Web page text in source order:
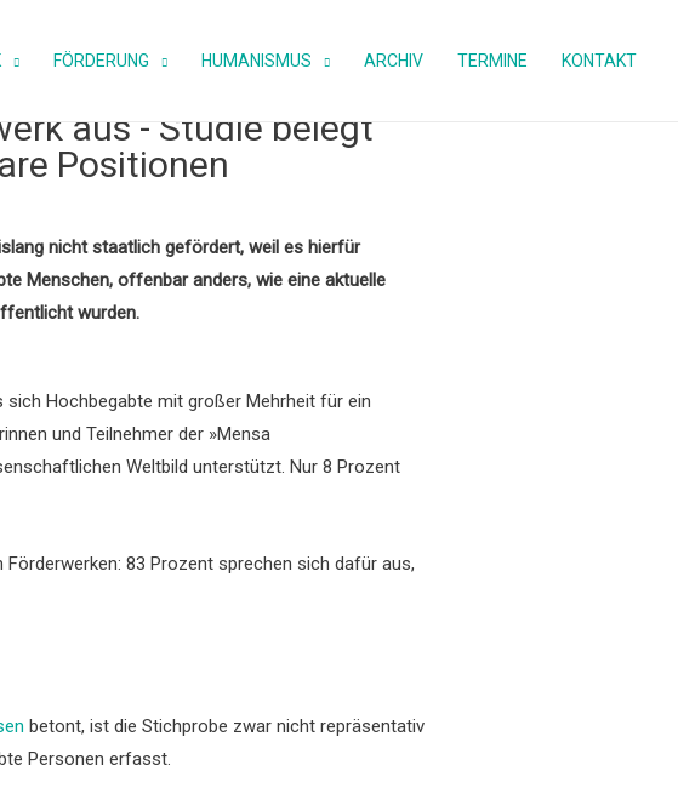
FÖRDERUNG HUMANISMUS ARCHIV TERMINE KONTAKT
aus - Studie belegt
Positionen
nicht staatlich gefördert, weil es hierfür
Menschen, offenbar anders, wie eine aktuelle
wurden.
sich Hochbegabte mit großer Mehrheit für ein
und Teilnehmer der »Mensa
Weltbild unterstützt. Nur 8 Prozent
83 Prozent sprechen sich dafür aus,
betont, ist die Stichprobe zwar nicht repräsentativ
Personen erfasst.